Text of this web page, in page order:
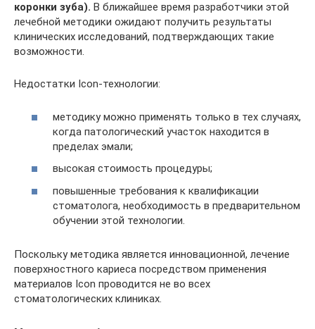
коронки зуба). В ближайшее время разработчики этой
лечебной методики ожидают получить результаты
клинических исследований, подтверждающих такие
возможности.
Недостатки Icon-технологии:
методику можно применять только в тех случаях,
когда патологический участок находится в
пределах эмали;
высокая стоимость процедуры;
повышенные требования к квалификации
стоматолога, необходимость в предварительном
обучении этой технологии.
Поскольку методика является инновационной, лечение
поверхностного кариеса посредством применения
материалов Icon проводится не во всех
стоматологических клиниках.